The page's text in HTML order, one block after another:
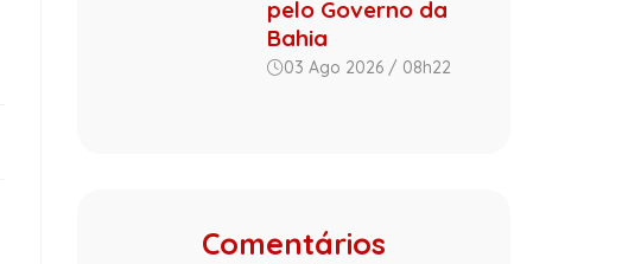
pelo Governo da
Bahia
03 Ago 2026 / 08h22
Comentários